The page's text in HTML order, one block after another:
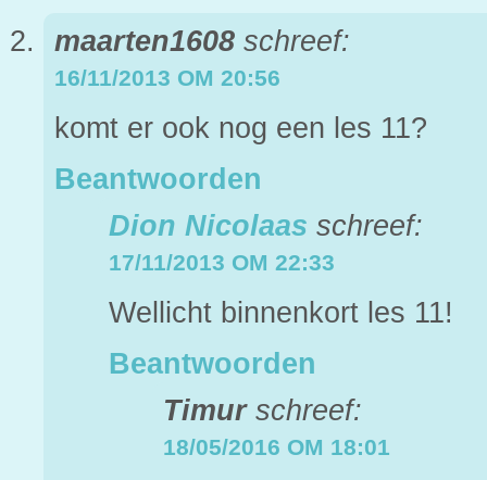
maarten1608 schreef:
16/11/2013 OM 20:56
komt er ook nog een les 11?
Beantwoorden
Dion Nicolaas schreef:
17/11/2013 OM 22:33
Wellicht binnenkort les 11!
Beantwoorden
Timur schreef:
18/05/2016 OM 18:01